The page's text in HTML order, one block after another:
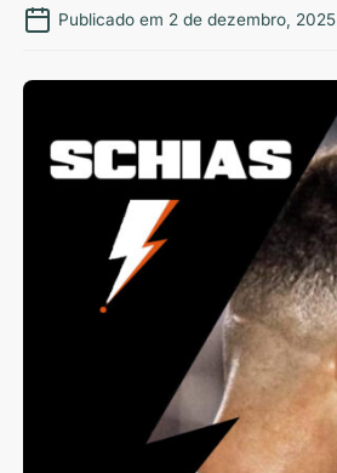
Publicado em 2 de dezembro, 2025